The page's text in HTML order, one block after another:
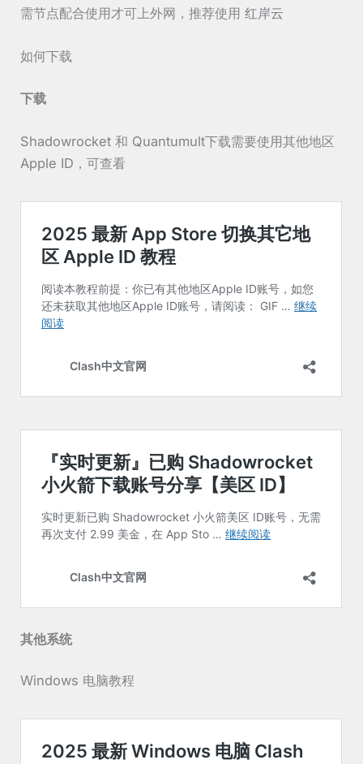
需节点配合使用才可上外网，推荐使用红岸云
如何下载
下载
Shadowrocket 和 Quantumult下载需要使用其他地区
Apple ID，可查看
其他系统
Windows 电脑教程